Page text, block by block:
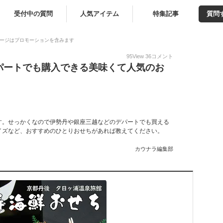
受付中の質問 人気アイテム 特集記事 質問
ジはプロモーションを含みます
95View 36コメント
トでも購入できる美味くて人気のお
せっかくなので伊勢丹や銀座三越などのデパートでも買える
など、おすすめのひとりおせちがあれば教えてください。
カウナラ編集部